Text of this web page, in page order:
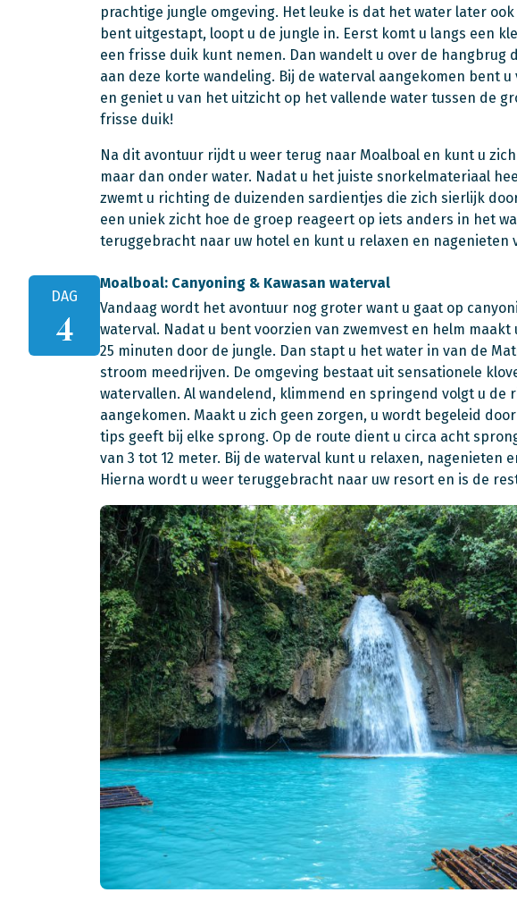
prachtige jungle omgeving. Het leuke is dat het water later
bent uitgestapt, loopt u de jungle in. Eerst komt u langs een
een frisse duik kunt nemen. Dan wandelt u over de
aan deze korte wandeling. Bij de waterval aangekomen bent
en geniet u van het uitzicht op het vallende water tussen de
frisse duik!
Na dit avontuur rijdt u weer terug naar Moalboal en kunt u
maar dan onder water. Nadat u het juiste snorkelmateriaal
zwemt u richting de duizenden sardientjes die zich sierlijk
een uniek zicht hoe de groep reageert op iets anders in het
teruggebracht naar uw hotel en kunt u relaxen en nagenieten
DAG
4
Moalboal: Canyoning & Kawasan waterval
Vandaag wordt het avontuur nog groter want u gaat op
waterval. Nadat u bent voorzien van zwemvest en helm
25 minuten door de jungle. Dan stapt u het water in van de
stroom meedrijven. De omgeving bestaat uit sensationele
watervallen. Al wandelend, klimmend en springend volgt u de
aangekomen. Maakt u zich geen zorgen, u wordt begeleid
tips geeft bij elke sprong. Op de route dient u circa acht
van 3 tot 12 meter. Bij de waterval kunt u relaxen, nagenieten
Hierna wordt u weer teruggebracht naar uw resort en is de